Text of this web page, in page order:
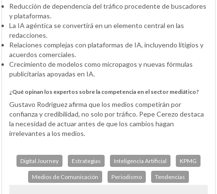
Reducción de dependencia del tráfico procedente de buscadores
y plataformas.
La IA agéntica se convertirá en un elemento central en las
redacciones.
Relaciones complejas con plataformas de IA, incluyendo litigios y
acuerdos comerciales.
Crecimiento de modelos como micropagos y nuevas fórmulas
publicitarias apoyadas en IA.
¿Qué opinan los expertos sobre la competencia en el sector mediático?
Gustavo Rodríguez afirma que los medios competirán por
confianza y credibilidad, no solo por tráfico. Pepe Cerezo destaca
la necesidad de actuar antes de que los cambios hagan
irrelevantes a los medios.
Digital Journey Estrategias Inteligencia Artificial KPMG
Medios de Comunicación Periodismo Tendencias